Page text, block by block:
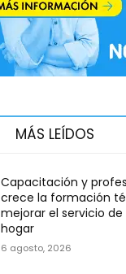
MÁS LEÍDOS
Capacitación y
crece la formación
mejorar el servicio
hogar
6 agosto, 2026